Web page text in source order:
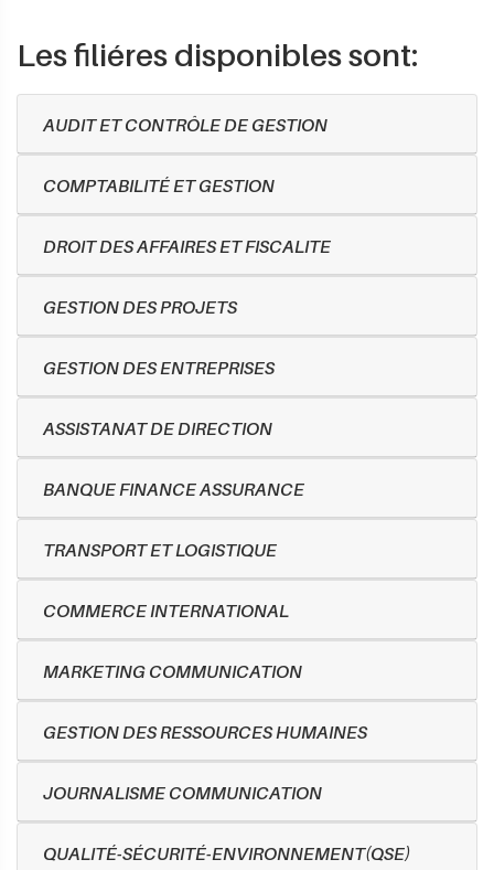
Les filiéres disponibles sont:
AUDIT ET CONTRÔLE DE GESTION
COMPTABILITÉ ET GESTION
DROIT DES AFFAIRES ET FISCALITE
GESTION DES PROJETS
GESTION DES ENTREPRISES
ASSISTANAT DE DIRECTION
BANQUE FINANCE ASSURANCE
TRANSPORT ET LOGISTIQUE
COMMERCE INTERNATIONAL
MARKETING COMMUNICATION
GESTION DES RESSOURCES HUMAINES
JOURNALISME COMMUNICATION
QUALITÉ-SÉCURITÉ-ENVIRONNEMENT(QSE)